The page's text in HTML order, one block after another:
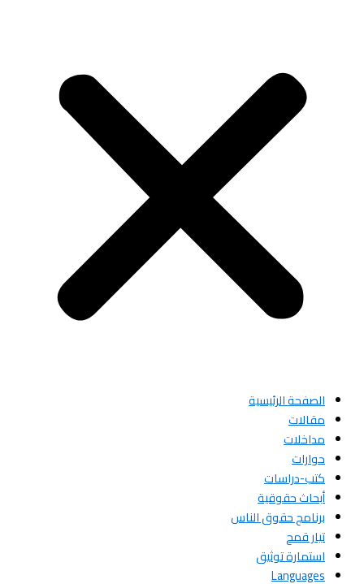
الصفحة الرئيسية
مقالات
مداخلات
حوارات
كتب-دراسات
أبحاث حقوقية
برنامج حقوق الناس
تيار قمح
استمارة توثيق
Languages